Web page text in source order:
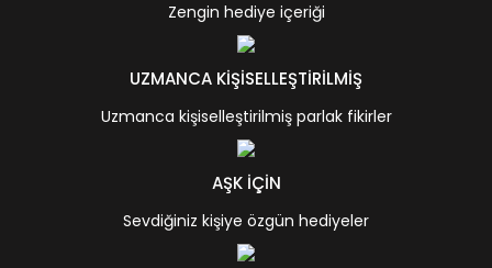
Zengin hediye içeriği
UZMANCA KİŞİSELLEŞTİRİLMİŞ
Uzmanca kişiselleştirilmiş parlak fikirler
AŞK İÇİN
Sevdiğiniz kişiye özgün hediyeler